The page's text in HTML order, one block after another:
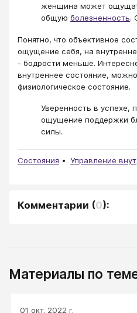
женщина может
общую болезненность.
Понятно, что объективное
ощущение себя, на
- бодрости меньше.
внутреннее состояние,
физиологическое состояние.
Уверенность в успехе,
ощущение поддержки
силы.
Состояния Управление
Комментарии (0):
Материалы по
01 окт. 2022 г.